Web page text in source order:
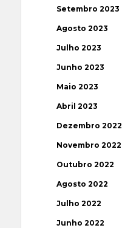
Setembro 2023
Agosto 2023
Julho 2023
Junho 2023
Maio 2023
Abril 2023
Dezembro 2022
Novembro 2022
Outubro 2022
Agosto 2022
Julho 2022
Junho 2022